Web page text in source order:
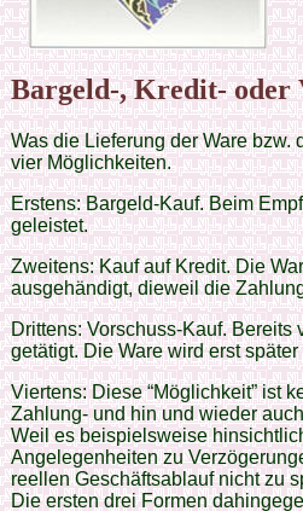
Bargeld-, Kredit- oder
Was die Lieferung der Ware bzw.
vier Möglichkeiten.
Erstens: Bargeld-Kauf. Beim
geleistet.
Zweitens: Kauf auf Kredit. Die
ausgehändigt, dieweil die
Drittens: Vorschuss-Kauf.
getätigt. Die Ware wird erst
Viertens: Diese “Möglichkeit” ist
Zahlung- und hin und wieder
Weil es beispielsweise
Angelegenheiten zu
reellen Geschäftsablauf nicht zu
Die ersten drei Formen